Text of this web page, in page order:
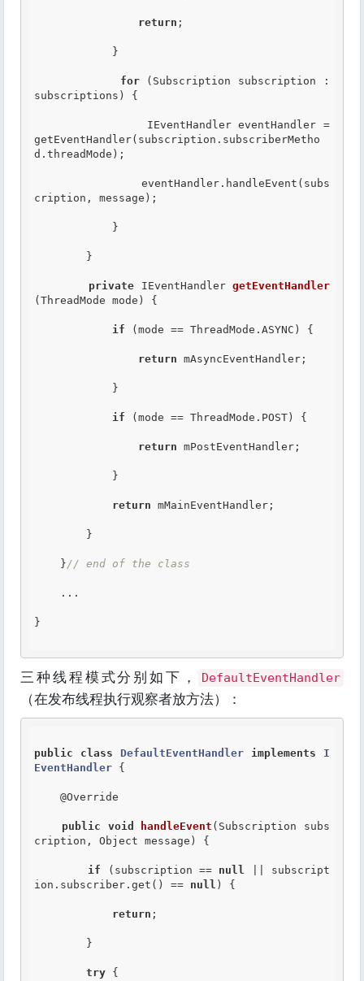
return ;
for (Subscription subscription :
subscriptions) {
getEventHandler(subscription.subscriberMetho
d.threadMode);
cription, message);
private IEventHandler getEventHandler
(ThreadMode mode) {
if (mode == ThreadMode.ASYNC) {
return mAsyncEventHandler;
if (mode == ThreadMode.POST) {
return mPostEventHandler;
return mMainEventHandler;
    }
// end of the class
}
三种线程模式分别如下， DefaultEventHandler
（在发布线程执行观察者放方法）：
public class DefaultEventHandler implements
I
EventHandler {
@Override
public void handleEvent (Subscription subs
cription, Object message) {
if (subscription == null || subscript
ion.subscriber.get() == null ) {
return ;
try {